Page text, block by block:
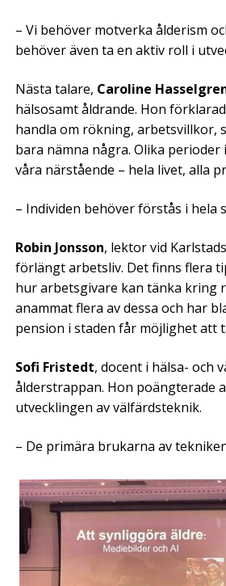
– Vi behöver motverka ålderism
behöver även ta en aktiv roll i
Nästa talare, Caroline
hälsosamt åldrande. Hon
handla om rökning, arbetsvillkor,
bara nämna några. Olika
våra närstående – hela livet, alla
– Individen behöver förstås i hela
Robin Jonsson, lektor vid
förlängt arbetsliv. Det finns flera
hur arbetsgivare kan tänka kring
anammat flera av dessa och har
pension i staden får möjlighet att
Sofi Fristedt, docent i hälsa- och
ålderstrappan. Hon poängterade
utvecklingen av välfärdsteknik.
– De primära brukarna av